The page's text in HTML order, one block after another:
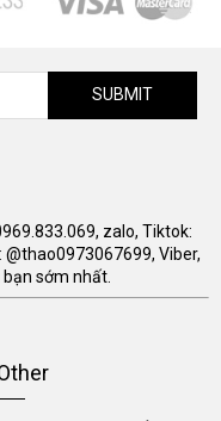
SUBMIT
zalo, Tiktok:
Viber,
sớm nhất.